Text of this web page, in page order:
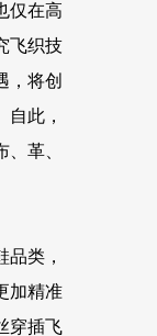
仅在高
飞织技
，将创
此，
革、
类，
加精准
穿插飞